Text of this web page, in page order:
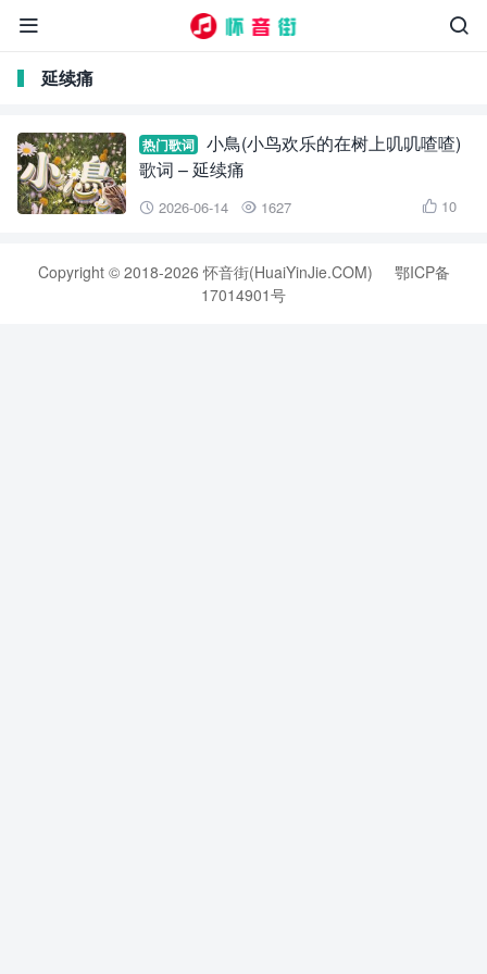


延续痛
热门歌词
小鳥(小鸟欢乐的在树上叽叽喳喳)
歌词 – 延续痛
 2026-06-14  1627  10
Copyright © 2018-2026 怀音街(HuaiYinJie.COM)
鄂ICP备
17014901号